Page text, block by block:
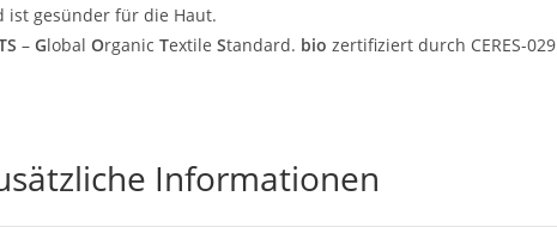
ist gesünder für die Haut.
– Global Organic Textile Standard. bio zertifiziert durch CERES-029
Informationen